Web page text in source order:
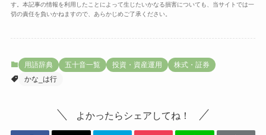
す。本記事の情報を利用したことによって生じたいかなる損害についても、当サイトでは一
切の責任を負いかねますので、あらかじめご了承ください。
用語辞典 五十音一覧 投資・資産運用
株式・証券
かな_は行
よかったらシェアしてね！